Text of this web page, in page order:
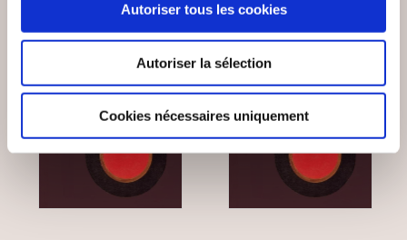
Autoriser tous les cookies
Autoriser la sélection
Cookies nécessaires uniquement